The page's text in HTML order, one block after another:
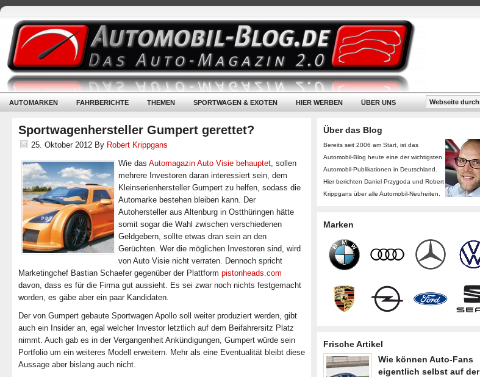
AUTOMARKEN FAHRBERICHTE THEMEN SPORTWAGEN & EXOTEN HIER WERBEN ÜBER UNS
Sportwagenhersteller Gumpert gerettet?
25. Oktober 2012 By Robert Krippgans
Wie das Automagazin Auto Visie behauptet, sollen
mehrere Investoren daran interessiert sein, dem
Kleinserienhersteller Gumpert zu helfen, sodass die
Automarke bestehen bleiben kann. Der
Autohersteller aus Altenburg in Ostthüringen hätte
somit sogar die Wahl zwischen verschiedenen
Geldgebern, sollte etwas dran sein an den
Gerüchten. Wer die möglichen Investoren sind, wird
von Auto Visie nicht verraten. Dennoch spricht
Marketingchef Bastian Schaefer gegenüber der Plattform pistonheads.com
davon, dass es für die Firma gut aussieht. Es sei zwar noch nichts festgemacht
worden, es gäbe aber ein paar Kandidaten.
Der von Gumpert gebaute Sportwagen Apollo soll weiter produziert werden, gibt
auch ein Insider an, egal welcher Investor letztlich auf dem Beifahrersitz Platz
nimmt. Auch gab es in der Vergangenheit Ankündigungen, Gumpert würde sein
Portfolio um ein weiteres Modell erweitern. Mehr als eine Eventualität bleibt diese
Aussage aber bislang auch nicht.
Über das Blog
Bereits seit 2006 am Start, ist das
Automobil-Blog heute eine der wichtigsten
Automobil-Publikationen in Deutschland.
Hier berichten Daniel Przygoda und Robert
Krippgans über alle Automobil-Neuheiten.
Marken
Frische Artikel
Wie können Auto-Fans
eigentlich selbst auf der